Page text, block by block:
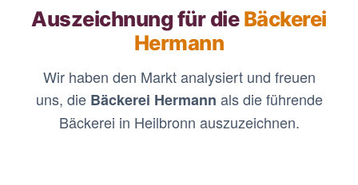
Auszeichnung für dieBäckerei
Hermann
Wir haben den Markt analysiert und freuen
uns, die Bäckerei Hermann als die führende
Bäckerei in Heilbronn auszuzeichnen.